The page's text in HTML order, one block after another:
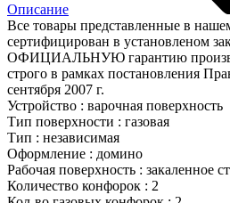
Описание
Все товары представленные в
сертифицирован в установленом
ОФИЦИАЛЬНУЮ гарантию
строго в рамках постановления
сентября 2007 г.
Устройство : варочная поверхность
Тип поверхности : газовая
Тип : независимая
Оформление : домино
Рабочая поверхность : закаленное
Количество конфорок : 2